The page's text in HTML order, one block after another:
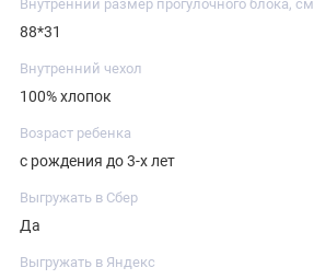
Внутренний размер прогулочного блока, см
88*31
Внутренний чехол
100% хлопок
Возраст ребенка
с рождения до 3-х лет
Выгружать в Сбер
Да
Выгружать в Яндекс